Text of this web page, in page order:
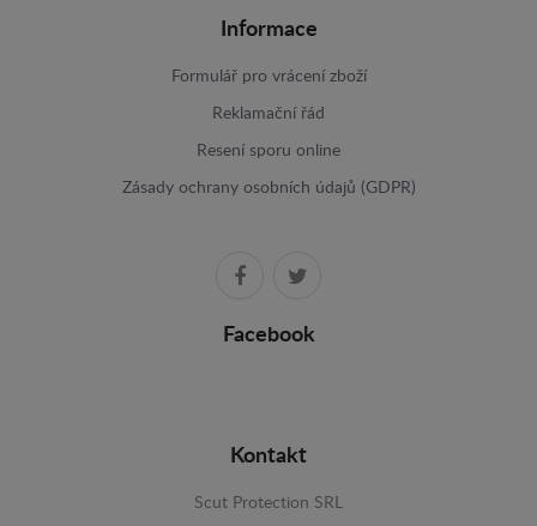
Informace
Formulář pro vrácení zboží
Reklamační řád
Resení sporu online
Zásady ochrany osobních údajů (GDPR)
Facebook
Kontakt
Scut Protection SRL